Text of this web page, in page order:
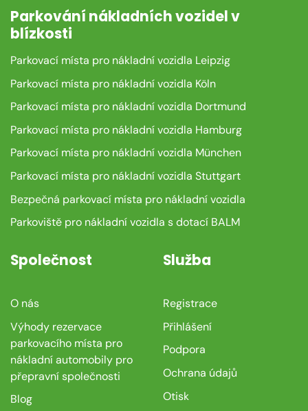
Parkování nákladních vozidel v
blízkosti
Parkovací místa pro nákladní vozidla Leipzig
Parkovací místa pro nákladní vozidla Köln
Parkovací místa pro nákladní vozidla Dortmund
Parkovací místa pro nákladní vozidla Hamburg
Parkovací místa pro nákladní vozidla München
Parkovací místa pro nákladní vozidla Stuttgart
Bezpečná parkovací místa pro nákladní vozidla
Parkoviště pro nákladní vozidla s dotací BALM
Společnost
O nás
Výhody rezervace
parkovacího místa pro
nákladní automobily pro
přepravní společnosti
Blog
Služba
Registrace
Přihlášení
Podpora
Ochrana údajů
Otisk